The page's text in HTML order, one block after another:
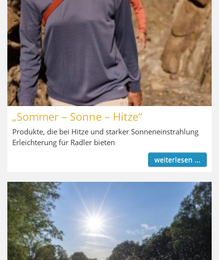
„Sommer – Sonne – Hitze“
Produkte, die bei Hitze und starker Sonneneinstrahlung
Erleichterung für Radler bieten
weiterlesen ...